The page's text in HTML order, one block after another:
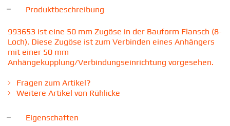
Produktbeschreibung
993653 ist eine 50 mm Zugöse in der Bauform Flansch (8-
Loch). Diese Zugöse ist zum Verbinden eines Anhängers
mit einer 50 mm
Anhängekupplung/Verbindungseinrichtung vorgesehen.
Fragen zum Artikel?
Weitere Artikel von Rühlicke
Eigenschaften